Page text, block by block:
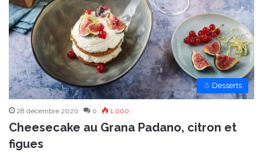
☃ Desserts
28 décembre 2020 0 1 000
Cheesecake au Grana Padano, citron et
figues